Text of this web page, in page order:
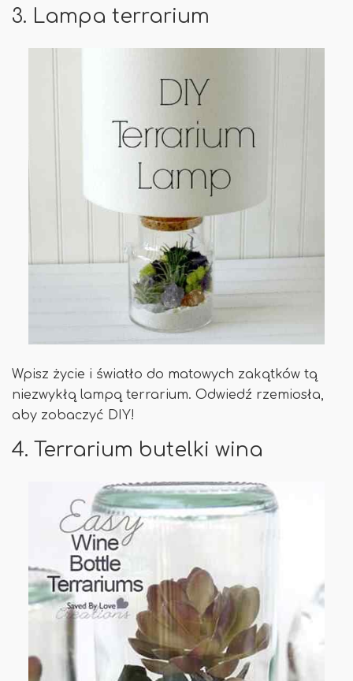
3. Lampa terrarium
Wpisz życie i światło do matowych zakątków tą
niezwykłą lampą terrarium. Odwiedź rzemiosła,
aby zobaczyć DIY!
4. Terrarium butelki wina